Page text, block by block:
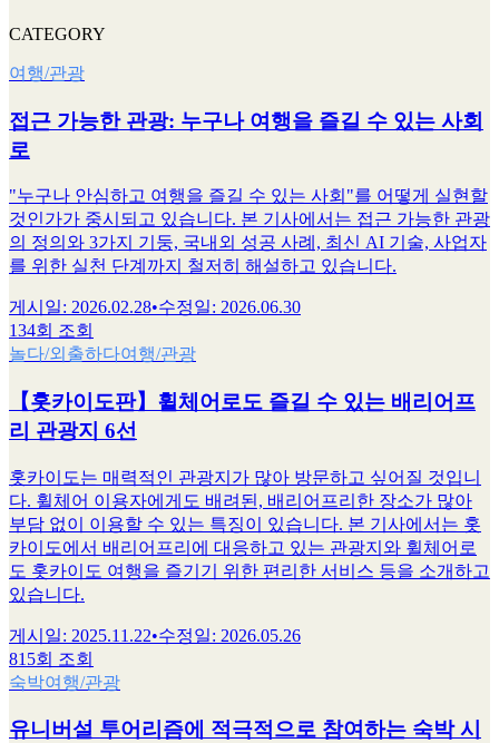
CATEGORY
여행/관광
접근 가능한 관광: 누구나 여행을 즐길 수 있는 사회
로
"누구나 안심하고 여행을 즐길 수 있는 사회"를 어떻게 실현할
것인가가 중시되고 있습니다. 본 기사에서는 접근 가능한 관광
의 정의와 3가지 기둥, 국내외 성공 사례, 최신 AI 기술, 사업자
를 위한 실천 단계까지 철저히 해설하고 있습니다.
게시일: 2026.02.28•수정일: 2026.06.30
134회 조회
놀다/외출하다여행/관광
【홋카이도판】휠체어로도 즐길 수 있는 배리어프
리 관광지 6선
홋카이도는 매력적인 관광지가 많아 방문하고 싶어질 것입니
다. 휠체어 이용자에게도 배려된, 배리어프리한 장소가 많아
부담 없이 이용할 수 있는 특징이 있습니다. 본 기사에서는 홋
카이도에서 배리어프리에 대응하고 있는 관광지와 휠체어로
도 홋카이도 여행을 즐기기 위한 편리한 서비스 등을 소개하고
있습니다.
게시일: 2025.11.22•수정일: 2026.05.26
815회 조회
숙박여행/관광
유니버설 투어리즘에 적극적으로 참여하는 숙박 시